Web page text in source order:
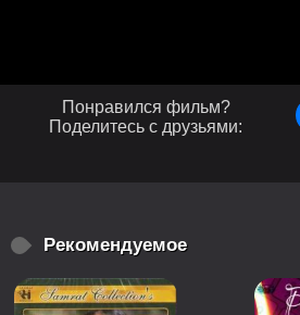
Понравился фильм?
Поделитесь с друзьями:
Рекомендуемое